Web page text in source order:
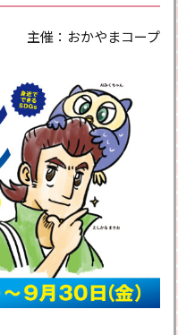
主催：おかやまコープ